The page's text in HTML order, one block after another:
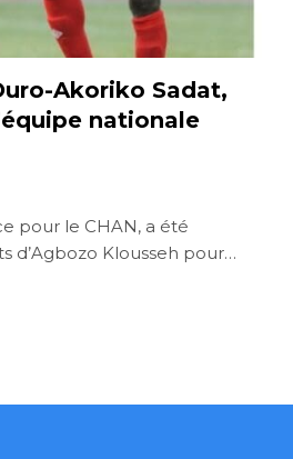
Akoriko Sadat,
nationale
pour le CHAN, a été
d’Agbozo Klousseh pour…